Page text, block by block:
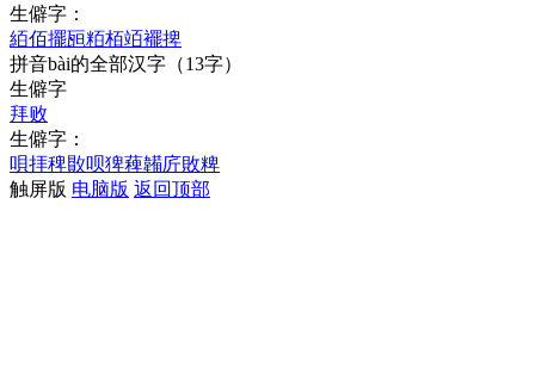
生僻字：
絔佰擺瓸粨栢竡襬捭
拼音bài的全部汉字 （13字）
生僻字
拜败
生僻字：
唄拝稗贁呗猈薭韛庍敗粺
触屏版 电脑版 返回顶部